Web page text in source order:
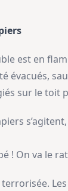
est en
évacués,
sur le toit
! On va le
terrorisée.